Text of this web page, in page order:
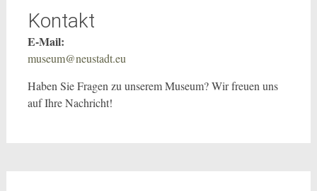
Kontakt
E-Mail:
museum@neustadt.eu
Haben Sie Fragen zu unserem Museum? Wir freuen uns
auf Ihre Nachricht!